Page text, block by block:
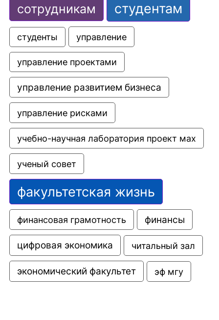
сотрудникам студентам
студенты управление
управление проектами
управление развитием бизнеса
управление рисками
учебно-научная лаборатория проект мах
ученый совет
факультетская жизнь
финансовая грамотность финансы
цифровая экономика читальный зал
экономический факультет эф мгу